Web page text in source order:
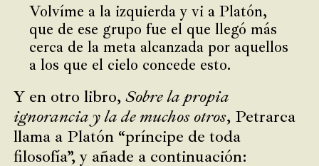
Volvíme a la izquierda y vi a Platón,
que de ese grupo fue el que llegó más
cerca de la meta alcanzada por aquellos
a los que el cielo concede esto.
Y en otro libro, Sobre la propia
ignorancia y la de muchos otros, Petrarca
llama a Platón “príncipe de toda
filosofía”, y añade a continuación: